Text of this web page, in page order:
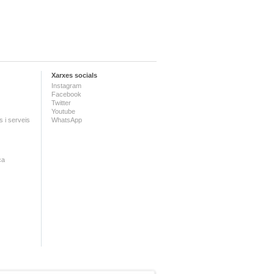
i serveis
Xarxes socials
Instagram
Facebook
Twitter
Youtube
WhatsApp